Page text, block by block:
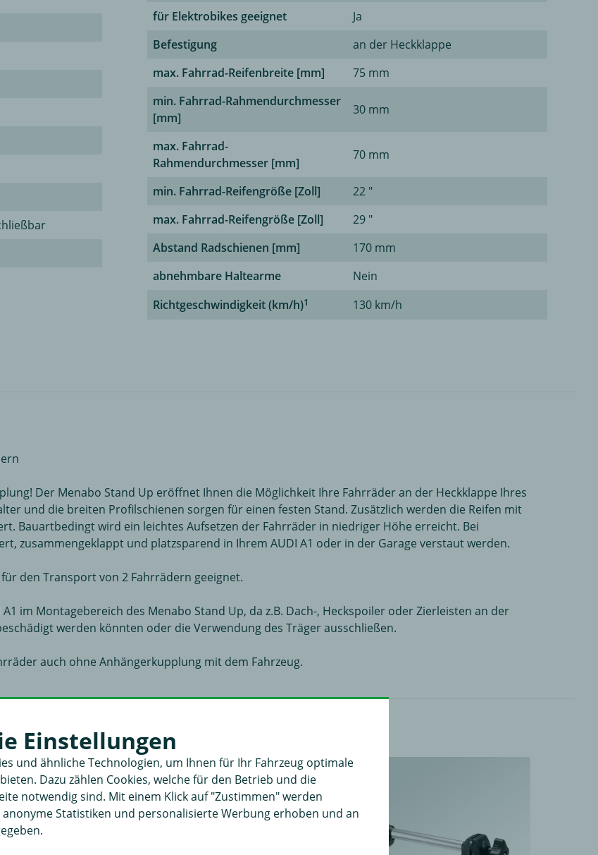
für Elektrobikes geeignet
Ja
Befestigung
an der Heckklappe
max. Fahrrad-Reifenbreite [mm]
75 mm
min. Fahrrad-Rahmendurchmesser
[mm]
30 mm
max. Fahrrad-
Rahmendurchmesser [mm]
70 mm
min. Fahrrad-Reifengröße [Zoll]
22 "
max. Fahrrad-Reifengröße [Zoll]
29 "
Abstand Radschienen [mm]
170 mm
abnehmbare Haltearme
Nein
Richtgeschwindigkeit (km/h)1 130 km/h
Der Menabo Stand Up eröffnet Ihnen die Möglichkeit Ihre Fahrräder an der Heckklappe Ihres
und die breiten Profilschienen sorgen für einen festen Stand. Zusätzlich werden die Reifen mit
Bauartbedingt wird ein leichtes Aufsetzen der Fahrräder in niedriger Höhe erreicht. Bei
zusammengeklappt und platzsparend in Ihrem AUDI A1 oder in der Garage verstaut werden.
den Transport von 2 Fahrrädern geeignet.
im Montagebereich des Menabo Stand Up, da z.B. Dach-, Heckspoiler oder Zierleisten an der
werden könnten oder die Verwendung des Träger ausschließen.
auch ohne Anhängerkupplung mit dem Fahrzeug.
Stand Up 2 (9)
Einstellungen
und ähnliche Technologien, um Ihnen für Ihr Fahrzeug optimale
Dazu zählen Cookies, welche für den Betrieb und die
notwendig sind. Mit einem Klick auf "Zustimmen" werden
Statistiken und personalisierte Werbung erhoben und an